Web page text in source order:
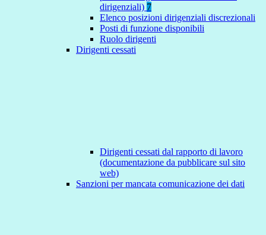
dirigenziali) 7
Elenco posizioni dirigenziali discrezionali
Posti di funzione disponibili
Ruolo dirigenti
Dirigenti cessati
Dirigenti cessati dal rapporto di lavoro
(documentazione da pubblicare sul sito
web)
Sanzioni per mancata comunicazione dei dati